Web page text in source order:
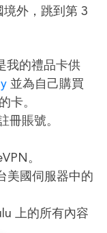
外，跳到第 3
我的禮品卡供
並為自己購買
卡。
冊賬號。
。
美國伺服器中的
上的所有內容